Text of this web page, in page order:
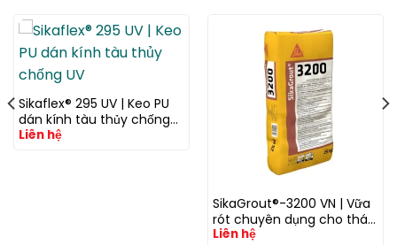
Sikaflex® 295 UV | Keo PU
dán kính tàu thủy chống
UV
Liên hệ
SikaGrout®-3200 VN | Vữa
rót chuyên dụng cho tháp
điện gió với khả năng
Liên hệ